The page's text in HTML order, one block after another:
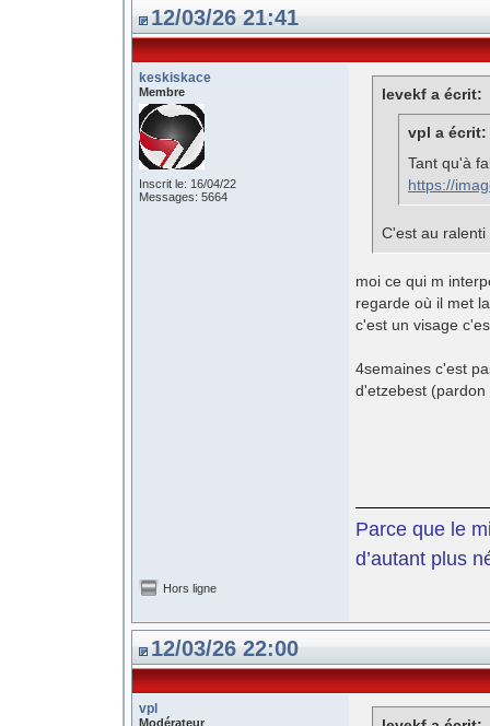
12/03/26 21:41
keskiskace
Membre
Inscrit le: 16/04/22
Messages: 5664
levekf a écrit:
vpl a écrit:
Tant qu'à
https://
C'est au
moi ce qui m
regarde où il met
c'est un visage
4semaines c'est
d'etzebest
Parce que le
d’autant plus
Hors ligne
12/03/26 22:00
vpl
Modérateur